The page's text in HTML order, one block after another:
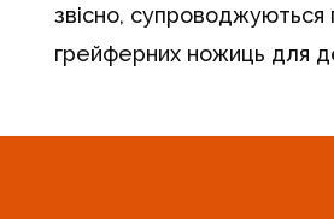
звісно, супроводжуються
грейферних ножиць для